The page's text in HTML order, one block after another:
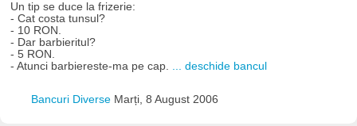
Un tip se duce la frizerie:
- Cat costa tunsul?
- 10 RON.
- Dar barbieritul?
- 5 RON.
- Atunci barbiereste-ma pe cap. ... deschide bancul
Bancuri Diverse Marți, 8 August 2006